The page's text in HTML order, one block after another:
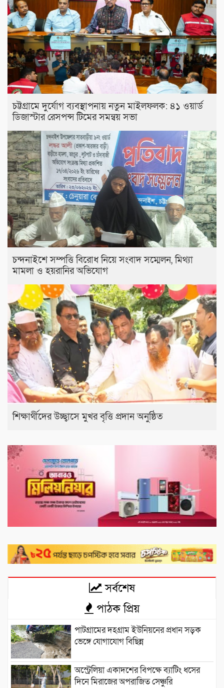
চট্টগ্রামে দুর্যোগ ব্যবস্থাপনায় নতুন মাইলফলক: ৪১ ওয়ার্ড
ডিজাস্টার রেসপন্স টিমের সমন্বয় সভা
চন্দনাইশে সম্পত্তি বিরোধ নিয়ে সংবাদ সম্মেলন, মিথ্যা
মামলা ও হয়রানির অভিযোগ
শিক্ষার্থীদের উচ্ছ্বাসে মুখর বৃত্তি প্রদান অনুষ্ঠিত
সর্বশেষ
পাঠক প্রিয়
পাটগ্রামের দহগ্রাম ইউনিয়নের প্রধান সড়ক
ভেঙ্গে যোগাযোগ বিছিন্ন
অস্ট্রেলিয়া একাদশের বিপক্ষে ব্যাটিং ধসের
দিনে মিরাজের অপরাজিত সেঞ্চুরি